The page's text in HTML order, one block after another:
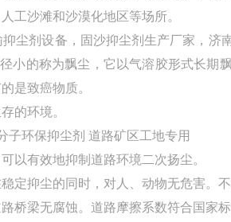
工沙滩和沙漠化地区等场所。
尘剂设备，固沙抑尘剂生产厂家，济
小的称为飘尘，它以气溶胶形式长期
是致癌物质。
的环境。
以有效地抑制道路环境二次扬尘。
抑尘的同时，对人、动物无危害。不
梁无腐蚀。道路摩擦系数符合国家标